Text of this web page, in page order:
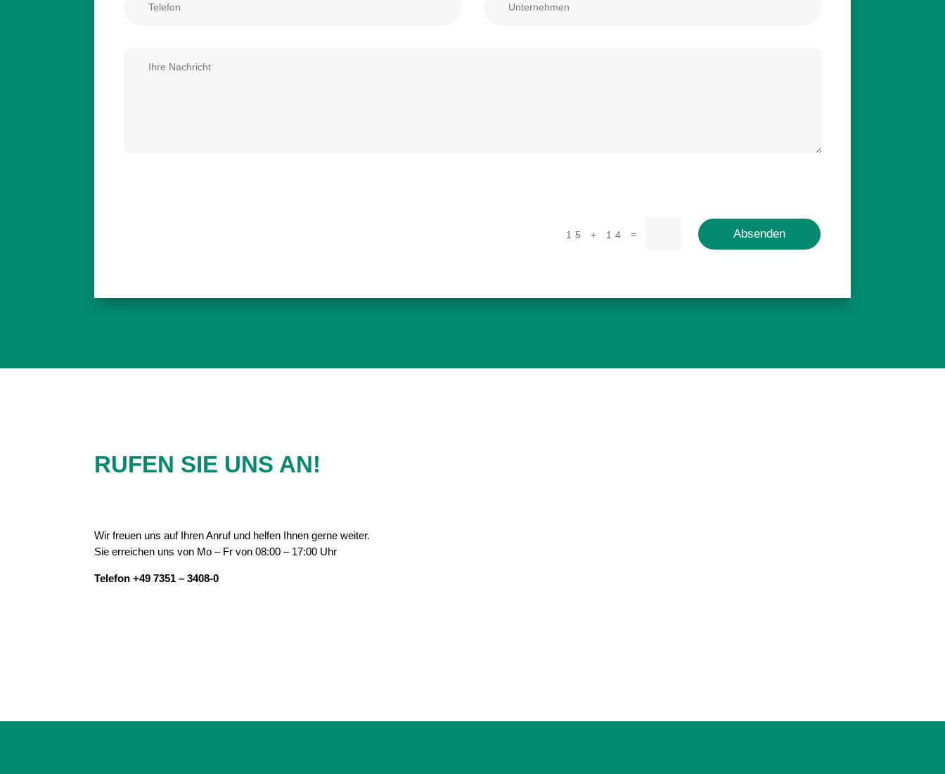
15 + 14 = Absenden
RUFEN SIE UNS AN!
Wir freuen uns auf Ihren Anruf und helfen Ihnen gerne weiter.
Sie erreichen uns von Mo – Fr von 08:00 – 17:00 Uhr
Telefon +49 7351 – 3408-0